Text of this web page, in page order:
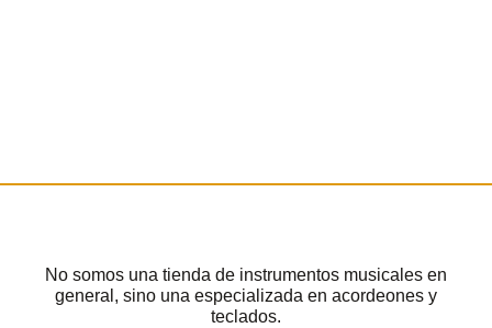
No somos una tienda de instrumentos musicales en
general, sino una especializada en acordeones y
teclados.